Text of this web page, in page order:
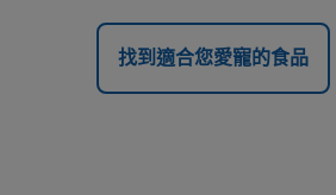
找到適合您愛寵的食品